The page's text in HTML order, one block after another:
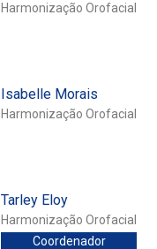
Harmonização Orofacial
Isabelle Morais
Harmonização Orofacial
Tarley Eloy
Harmonização Orofacial
Coordenador